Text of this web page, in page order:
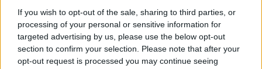
If you wish to opt-out of the sale, sharing to third parties, or
processing of your personal or sensitive information for
targeted advertising by us, please use the below opt-out
section to confirm your selection. Please note that after your
opt-out request is processed you may continue seeing
Temporada 3
Episodio 36
Combates ardientes